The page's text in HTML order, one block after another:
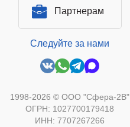
Партнерам
Следуйте за нами
1998-2026 © ООО "Сфера-2В"
ОГРН: 1027700179418
ИНН: 7707267266